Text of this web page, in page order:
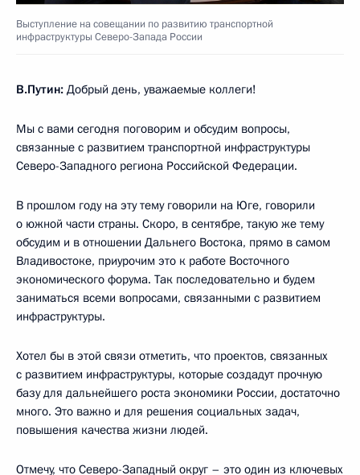
Выступление на совещании по развитию транспортной
инфраструктуры Северо-Запада России
В.Путин: Добрый день, уважаемые коллеги!
Мы с вами сегодня поговорим и обсудим вопросы,
связанные с развитием транспортной инфраструктуры
Северо-Западного региона Российской Федерации.
В прошлом году на эту тему говорили на Юге, говорили
о южной части страны. Скоро, в сентябре, такую же тему
обсудим и в отношении Дальнего Востока, прямо в самом
Владивостоке, приурочим это к работе Восточного
экономического форума. Так последовательно и будем
заниматься всеми вопросами, связанными с развитием
инфраструктуры.
Хотел бы в этой связи отметить, что проектов, связанных
с развитием инфраструктуры, которые создадут прочную
базу для дальнейшего роста экономики России, достаточно
много. Это важно и для решения социальных задач,
повышения качества жизни людей.
Отмечу, что Северо-Западный округ – это один из ключевых